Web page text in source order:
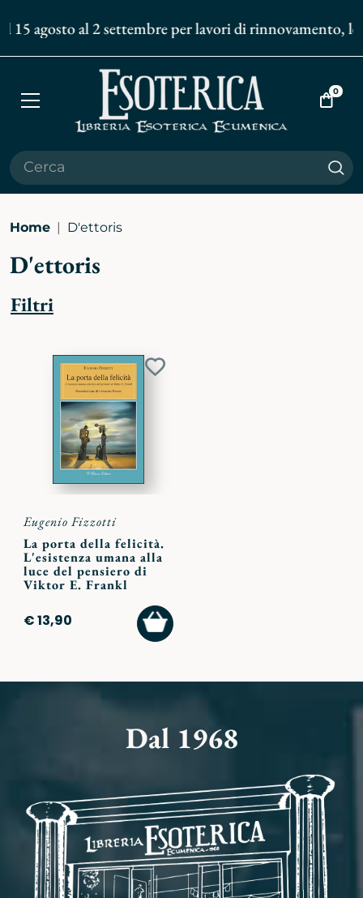
15 agosto al 2 settembre per lavori di rinnovamento,
Apri
Vai
0
Home D'ettoris
D'ettoris
Filtri
Aggiungi
Eugenio Fizzotti
La porta della felicità.
L'esistenza umana alla
luce del pensiero di
Viktor E. Frankl
€ 13,90
AGGIUNGI
AL
CARRELLO
Dal 1968